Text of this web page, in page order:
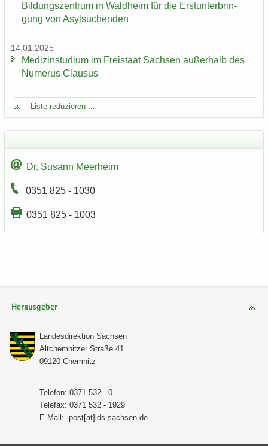
Bildungszentrum in Wald­heim für die Erst­un­ter­brin­
gung von Asyl­su­chen­den
14.01.2025
Me­di­zin­stu­di­um im Frei­staat Sach­sen au­ßer­halb des
Nu­me­rus Clau­sus
Liste re­du­zie­ren ...
Dr. Su­sann Meer­heim
0351 825 - 1030
0351 825 - 1003
Herausgeber
Lan­des­di­rek­ti­on Sach­sen
Alt­chem­nit­zer Stra­ße 41
09120 Chem­nitz
Te­le­fon: 0371 532 - 0
Te­le­fax: 0371 532 - 1929
E-​Mail: post[at]lds.sach­sen.de